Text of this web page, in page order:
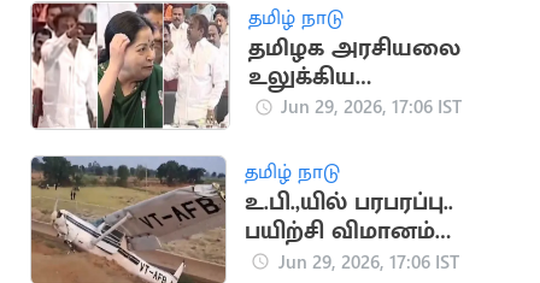
தமிழ் நாடு
தமிழக அரசியலை
உலுக்கிய
சட்டப்பேரவை சம்பவம்
Jun 29, 2026, 17:06 IST
தமிழ் நாடு
உ.பி.,யில் பரபரப்பு..
பயிற்சி விமானம்
விழுந்து பெண்
Jun 29, 2026, 17:06 IST